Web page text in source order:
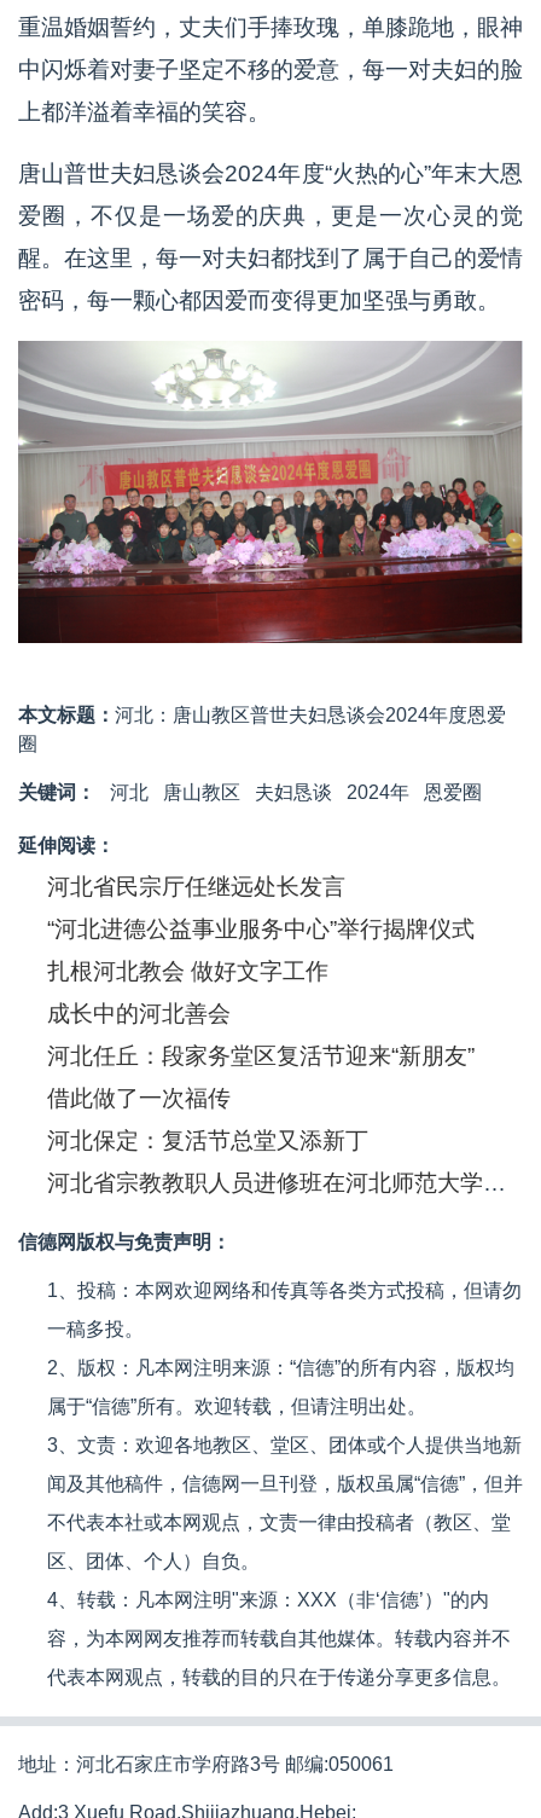
重温婚姻誓约，丈夫们手捧玫瑰，单膝跪地，眼神
中闪烁着对妻子坚定不移的爱意，每一对夫妇的脸
上都洋溢着幸福的笑容。
唐山普世夫妇恳谈会2024年度“火热的心”年末大恩
爱圈，不仅是一场爱的庆典，更是一次心灵的觉
醒。在这里，每一对夫妇都找到了属于自己的爱情
密码，每一颗心都因爱而变得更加坚强与勇敢。
本文标题： 河北：唐山教区普世夫妇恳谈会2024年度恩爱
圈
关键词： 河北 唐山教区 夫妇恳谈 2024年 恩爱圈
延伸阅读：
河北省民宗厅任继远处长发言
“河北进德公益事业服务中心”举行揭牌仪式
扎根河北教会 做好文字工作
成长中的河北善会
河北任丘：段家务堂区复活节迎来“新朋友”
借此做了一次福传
河北保定：复活节总堂又添新丁
河北省宗教教职人员进修班在河北师范大学开班
信德网版权与免责声明：
1、投稿：本网欢迎网络和传真等各类方式投稿，但请勿
一稿多投。
2、版权：凡本网注明来源：“信德”的所有内容，版权均
属于“信德”所有。欢迎转载，但请注明出处。
3、文责：欢迎各地教区、堂区、团体或个人提供当地新
闻及其他稿件，信德网一旦刊登，版权虽属“信德”，但并
不代表本社或本网观点，文责一律由投稿者（教区、堂
区、团体、个人）自负。
4、转载：凡本网注明"来源：XXX（非‘信德’）"的内
容，为本网网友推荐而转载自其他媒体。转载内容并不
代表本网观点，转载的目的只在于传递分享更多信息。
地址：河北石家庄市学府路3号 邮编:050061
Add:3 Xuefu Road,Shijiazhuang,Hebei;